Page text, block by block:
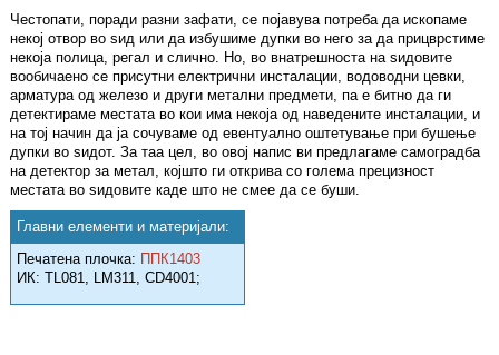
Честопати, поради разни зафати, се појавува потреба да ископаме
некој отвор во ѕид или да избушиме дупки во него за да прицврстиме
некоја полица, регал и слично. Но, во внатрешноста на ѕидовите
вообичаено се присутни електрични инсталации, водоводни цевки,
арматура од железо и други метални предмети, па е битно да ги
детектираме местата во кои има некоја од наведените инсталации, и
на тој начин да ја сочуваме од евентуално оштетување при бушење
дупки во ѕидот. За таа цел, во овој напис ви предлагаме самоградба
на детектор за метал, којшто ги открива со голема прецизност
местата во ѕидовите каде што не смее да се буши.
Главни елементи и материјали:
Печатена плочка: ППК1403
ИК: TL081, LM311, CD4001;